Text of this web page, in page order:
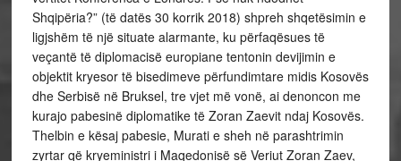
Shqipëria?” (të datës 30 korrik 2018) shpreh shqetësimin e
ligjshëm të një situate alarmante, ku përfaqësues të
veçantë të diplomacisë europiane tentonin devijimin e
objektit kryesor të bisedimeve përfundimtare midis Kosovës
dhe Serbisë në Bruksel, tre vjet më vonë, ai denoncon me
kurajo pabesinë diplomatike të Zoran Zaevit ndaj Kosovës.
Thelbin e kësaj pabesie, Murati e sheh në parashtrimin
zyrtar që kryeministri i Maqedonisë së Veriut Zoran Zaev,